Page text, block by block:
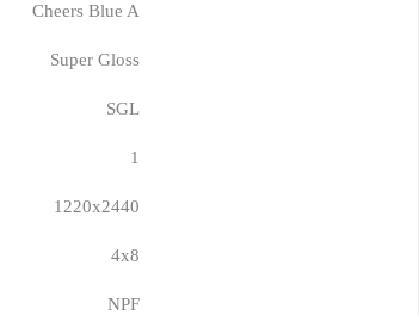
Cheers Blue A
Super Gloss
SGL
1
1220x2440
4x8
NPF